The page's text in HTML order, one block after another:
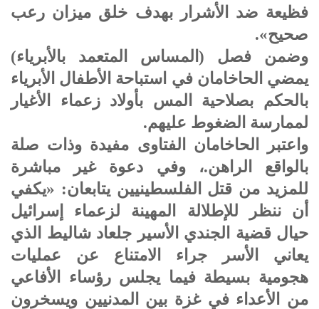
فظيعة ضد الأشرار بهدف خلق ميزان رعب
صحيح».
وضمن فصل (المساس المتعمد بالأبرياء)
يمضي الحاخامان في استباحة الأطفال الأبرياء
بالحكم بصلاحية المس بأولاد زعماء الأغيار
لممارسة الضغوط عليهم.
واعتبر الحاخامان الفتاوى مفيدة وذات صلة
بالواقع الراهن.، وفي دعوة غير مباشرة
للمزيد من قتل الفلسطينيين يتابعان: «يكفي
أن ننظر للإطلالة المهينة لزعماء إسرائيل
حيال قضية الجندي الأسير جلعاد شاليط الذي
يعاني الأسر جراء الامتناع عن عمليات
هجومية بسيطة فيما يجلس رؤساء الأفاعي
من الأعداء في غزة بين المدنيين ويسخرون